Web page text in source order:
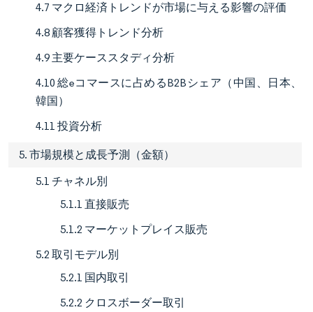
4.7 マクロ経済トレンドが市場に与える影響の評価
4.8 顧客獲得トレンド分析
4.9 主要ケーススタディ分析
4.10 総eコマースに占めるB2Bシェア（中国、日本、
韓国）
4.11 投資分析
5. 市場規模と成長予測（金額）
5.1 チャネル別
5.1.1 直接販売
5.1.2 マーケットプレイス販売
5.2 取引モデル別
5.2.1 国内取引
5.2.2 クロスボーダー取引